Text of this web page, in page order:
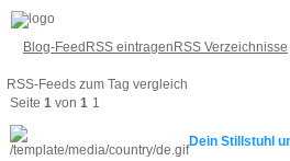
Blog-Feed RSS eintragen RSS Verzeichnisse
RSS-Feeds zum Tag vergleich
Seite 1 von 1 1
Dein Stillstuhl